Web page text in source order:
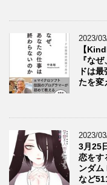
2023/
【
『な
ドは
たを変
2023/
3月25
恋をす
ンダム
など